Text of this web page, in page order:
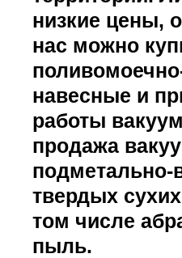
низкие цены,
нас можно
навесные и
работы
продажа
твердых
том числе
пыль.